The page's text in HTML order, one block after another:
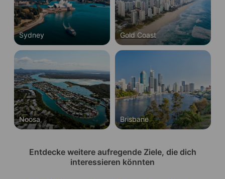
Sydney Gold Coast
Noosa Brisbane
Entdecke weitere aufregende Ziele, die dich
interessieren könnten